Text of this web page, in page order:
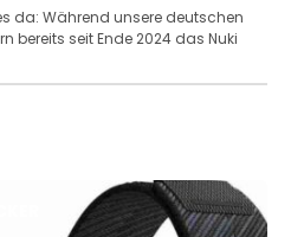
da: Während unsere deutschen
bereits seit Ende 2024 das Nuki